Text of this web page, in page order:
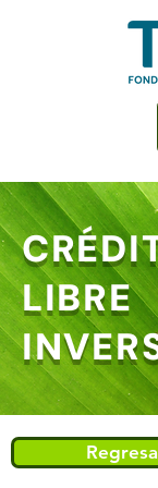
LIBRE